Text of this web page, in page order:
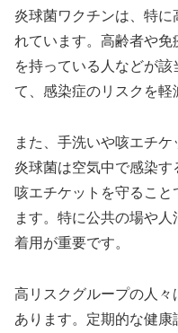
炎球菌ワクチンは、特に
れています。高齢者や
を持っている人などが
て、感染症のリスクを軽
また、手洗いや咳エチ
炎球菌は空気中で感染
咳エチケットを守るこ
ます。特に公共の場や
着用が重要です。
高リスクグループの人
あります。定期的な健康